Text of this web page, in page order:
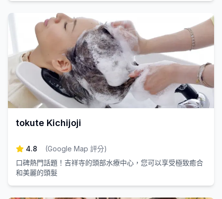
tokute Kichijoji
4.8 (Google Map 評分)
口碑熱門話題！吉祥寺的頭部水療中心，您可以享受極致癒合
和美麗的頭髮